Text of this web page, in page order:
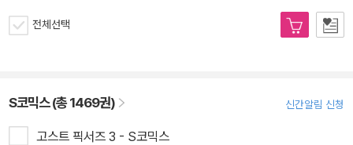
전체선택
S코믹스 (총 1469권) 신간알림 신청
고스트 픽서즈 3 - S코믹스